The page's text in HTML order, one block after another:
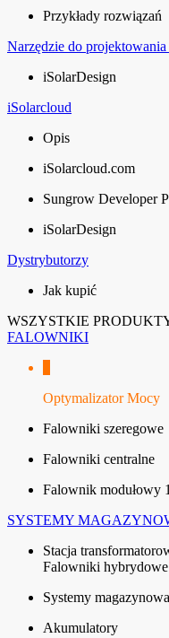
Przykłady rozwiązań
Narzędzie do
iSolarDesign
iSolarcloud
Opis
iSolarcloud.com
Sungrow Developer
iSolarDesign
Dystrybutorzy
Jak kupić
WSZYSTKIE
FALOWNIKI
Optymalizator Mocy
Falowniki szeregowe
Falowniki centralne
Falownik modułowy
SYSTEMY
Stacja
Falowniki hybrydowe
Systemy
Akumulatory